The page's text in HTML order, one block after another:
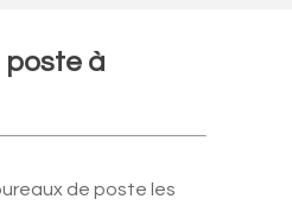
poste à
de poste les